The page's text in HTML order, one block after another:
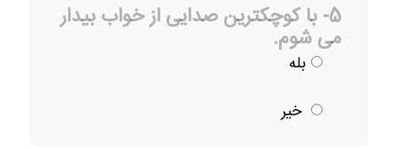
5- با کوچکترین صدایی از خواب بیدار
می شوم.
بله
خیر